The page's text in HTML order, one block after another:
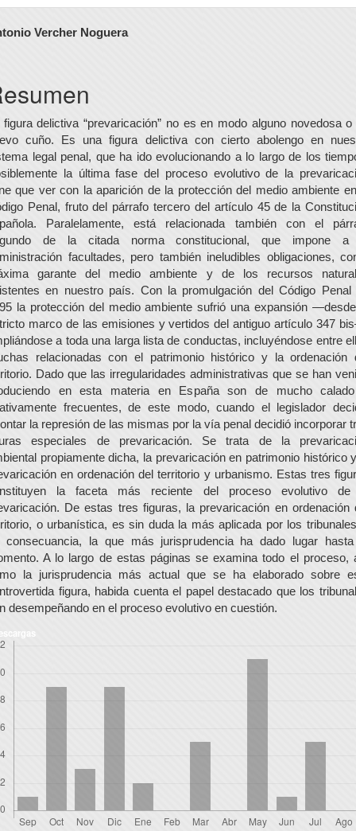
Vercher Noguera
figura delictiva “prevaricación” no es en modo alguno novedosa o
cuño. Es una figura delictiva con cierto abolengo en
legal penal, que ha ido evolucionando a lo largo de los
la última fase del proceso evolutivo de la
que ver con la aparición de la protección del medio ambiente
Penal, fruto del párrafo tercero del artículo 45 de la
Paralelamente, está relacionada también con el
de la citada norma constitucional, que impone
facultades, pero también ineludibles obligaciones,
garante del medio ambiente y de los recursos
en nuestro país. Con la promulgación del Código Penal
la protección del medio ambiente sufrió una expansión
marco de las emisiones y vertidos del antiguo artículo 347
a toda una larga lista de conductas, incluyéndose entre
relacionadas con el patrimonio histórico y la ordenación
Dado que las irregularidades administrativas que se han
en esta materia en España son de mucho
frecuentes, de este modo, cuando el legislador
la represión de las mismas por la vía penal decidió incorporar
especiales de prevaricación. Se trata de la
propiamente dicha, la prevaricación en patrimonio histórico
en ordenación del territorio y urbanismo. Estas tres
la faceta más reciente del proceso evolutivo
De estas tres figuras, la prevaricación en ordenación
o urbanística, es sin duda la más aplicada por los
consecuancia, la que más jurisprudencia ha dado lugar
A lo largo de estas páginas se examina todo el proceso,
la jurisprudencia más actual que se ha elaborado sobre
figura, habida cuenta el papel destacado que los
desempeñando en el proceso evolutivo en cuestión.